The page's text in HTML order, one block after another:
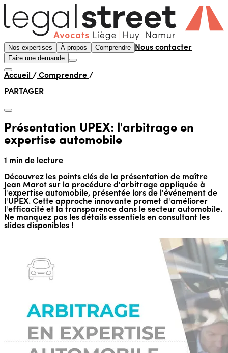
Nos expertises À propos Comprendre Nous contacter
Faire une demande
Accueil / Comprendre /
PARTAGER
Présentation UPEX: l'arbitrage en
expertise automobile
1 min de lecture
Découvrez les points clés de la présentation de maître
Jean Marot sur la procédure d'arbitrage appliquée à
l'expertise automobile, présentée lors de l'événement de
l'UPEX. Cette approche innovante promet d'améliorer
l'efficacité et la transparence dans le secteur automobile.
Ne manquez pas les détails essentiels en consultant les
slides disponibles !